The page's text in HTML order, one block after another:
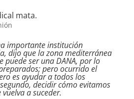
mata.
importante institución
dijo que la zona mediterránea
puede ser una DANA, por lo
pero ocurrido el
es ayudar a todos los
decidir cómo evitamos
a suceder.